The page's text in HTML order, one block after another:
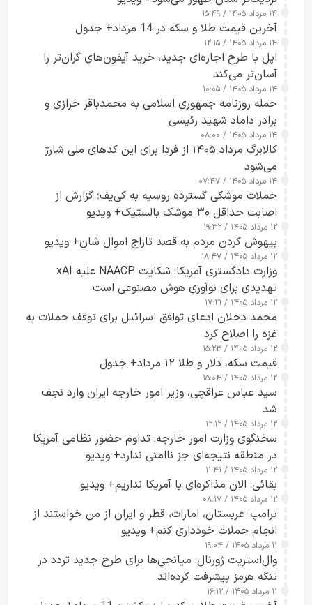
۱۴ مرداد ۱۴۰۵ / ۱۵:۴۹
آخرین قیمت طلا و سکه در 14 مرداد+ جدول
۱۴ مرداد ۱۴۰۵ / ۱۲:۱۵
اپل با طرح اجاره‌ای جدید، خرید آیفون‌های گران‌تر را
آسان‌تر می‌کند
۱۴ مرداد ۱۴۰۵ / ۱۰:۰۵
حمله روزنامه جمهوری اسلامی به محمدباقر خرازی و
برادر داماد شهید رئیسی
۱۴ مرداد ۱۴۰۵ / ۰۸:۰۰
کالابرگ مرداد ۱۴۰۵ از فردا برای این کدهای ملی شارژ
می‌شود
۱۴ مرداد ۱۴۰۵ / ۰۷:۴۷
حملات موشکی گسترده روسیه به کی‌یف؛ گزارش از
اصابت حداقل ۳۰ موشک بالستیک+ ویدیو
۱۲ مرداد ۱۴۰۵ / ۱۹:۳۲
بیهوش کردن مردم به قصد تاراج اموال شان+ ویدیو
۱۲ مرداد ۱۴۰۵ / ۱۸:۴۷
وزارت دادگستری آمریکا: شکایت NAACP علیه xAI
تهدیدی برای نوآوری هوش مصنوعی است
۱۲ مرداد ۱۴۰۵ / ۱۷:۲۱
محمد دحلان ادعای توافق اسرائیل برای توقف حملات به
غزه را اصلاح کرد
۱۲ مرداد ۱۴۰۵ / ۱۵:۲۳
قیمت سکه، دلار و طلا ۱۲ مرداد+ جدول
۱۲ مرداد ۱۴۰۵ / ۱۵:۰۴
سید عباس عراقچی، وزیر امور خارجه ایران وارد نجف
شد
۱۲ مرداد ۱۴۰۵ / ۱۲:۱۲
سخنگوی وزارت امور خارجه: تداوم حضور نظامی آمریکا
در منطقه نتیجه‌ای جز ناامنی ندارد+ ویدیو
۱۲ مرداد ۱۴۰۵ / ۱۱:۴۱
بقائی: الان مذاکره‌ای با آمریکا نداریم+ ویدیو
۱۲ مرداد ۱۴۰۵ / ۰۸:۱۷
ترامپ: عربستان، امارات، قطر و ایران از من خواستند از
انجام حملات خودداری کنم+ ویدیو
۱۱ مرداد ۱۴۰۵ / ۱۹:۰۴
وال‌استریت ژورنال: میانجی‌ها برای طرح جدید تردد در
تنگه هرمز پیشرفت کرده‌اند
۱۱ مرداد ۱۴۰۵ / ۱۶:۱۲